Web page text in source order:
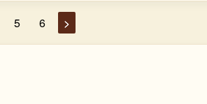
5 6 >